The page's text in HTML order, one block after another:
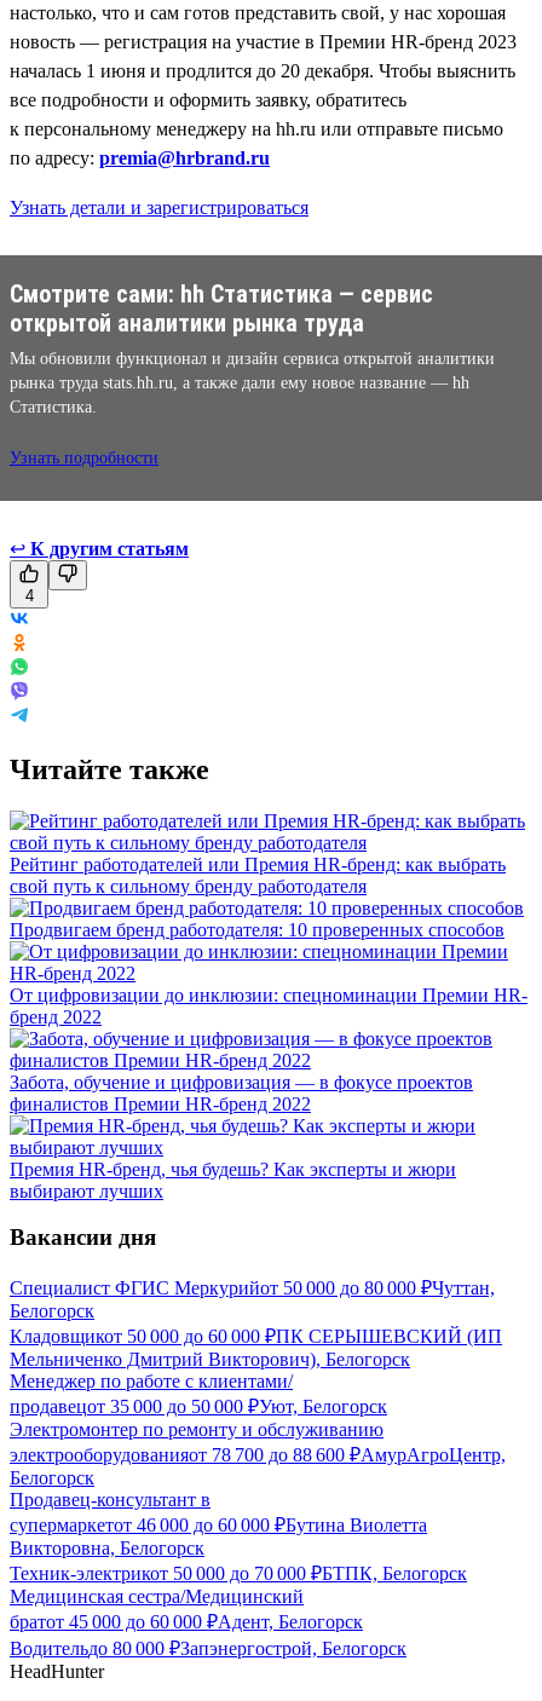
настолько, что и сам готов представить свой, у нас хорошая
новость — регистрация на участие в Премии HR-бренд 2023
началась 1 июня и продлится до 20 декабря. Чтобы выяснить
все подробности и оформить заявку, обратитесь
к персональному менеджеру на hh.ru или отправьте письмо
по адресу: premia@hrbrand.ru
Узнать детали и зарегистрироваться
Смотрите сами: hh Cтатистика — сервис
открытой аналитики рынка труда
Мы обновили функционал и дизайн сервиса открытой аналитики
рынка труда stats.hh.ru, а также дали ему новое название — hh
Cтатистика.
Узнать подробности
↩ К другим статьям
4
Читайте также
Рейтинг работодателей или Премия HR-бренд: как выбрать
свой путь к сильному бренду работодателя
Продвигаем бренд работодателя: 10 проверенных способов
От цифровизации до инклюзии: спецноминации Премии HR-
бренд 2022
Забота, обучение и цифровизация — в фокусе проектов
финалистов Премии HR-бренд 2022
Премия HR-бренд, чья будешь? Как эксперты и жюри
выбирают лучших
Вакансии дня
Специалист ФГИС Меркурийот 50 000 до 80 000 ₽Чуттан,
Белогорск
Кладовщикот 50 000 до 60 000 ₽ПК СЕРЫШЕВСКИЙ (ИП
Мельниченко Дмитрий Викторович), Белогорск
Менеджер по работе с клиентами/
продавецот 35 000 до 50 000 ₽Уют, Белогорск
Электромонтер по ремонту и обслуживанию
электрооборудованияот 78 700 до 88 600 ₽АмурАгроЦентр,
Белогорск
Продавец-консультант в
супермаркетот 46 000 до 60 000 ₽Бутина Виолетта
Викторовна, Белогорск
Техник-электрикот 50 000 до 70 000 ₽БТПК, Белогорск
Медицинская сестра/Медицинский
братот 45 000 до 60 000 ₽Адент, Белогорск
Водительдо 80 000 ₽Запэнергострой, Белогорск
HeadHunter